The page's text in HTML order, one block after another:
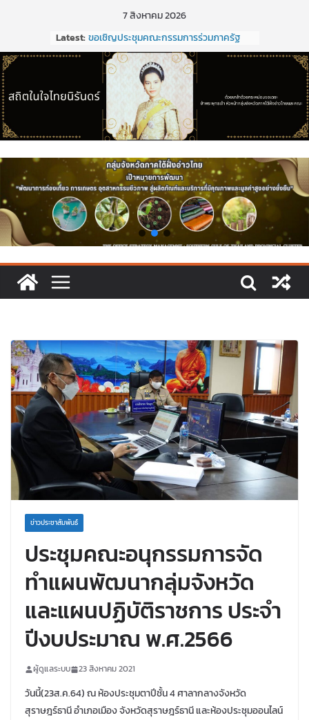
content
7 สิงหาคม 2026
Latest: ขอเชิญประชุมคณะกรรมการร่วมภาครัฐ
และเอกชนเพื่อแก้ไขปัญหาทางเศรษฐกิจ
(กรอ.) กลุ่มจังหวัดภาคใต้ฝั่งอ่าวไทย ครั้งที่
2/2569 ในวันที่ 20 มีนาคม 2569
การประชุมคณะกรรมการร่วมภาครัฐและ
เอกชนเพื่อแก้ไขปัญหาทางเศรษฐกิจ
(กรอ.) กลุ่มจังหวัดภาคใต้ฝั่งอ่าวไทย ครั้งที่
1/2569
เอกชนเพื่อแก้ไขปัญหาทางเศรษฐกิจ
(กรอ.) กลุ่มจังหวัดภาคใต้ฝั่งอ่าวไทย ครั้งที่
5/2568
การประชุมคณะอนุกรรมการเพื่อจัดทำแผน
พัฒนากลุ่มจังหวัด (พ.ศ. ๒๕๗๑ –
๒๕๒๕)และจัดทำแผนปฏิบัติราชการประจำ
ปีงบประมาณ พ.ศ. ๒๕๒๑ ของกลุ่มจังหวัด
ประชุมคณะกรรมการร่วมภาครัฐและเอกชน
เพื่อแก้ไขปัญหาทางเศรษฐกิจ (กรอ.) กลุ่ม
จังหวัดภาคใต้ฝั่งอ่าวไทย ครั้งที่ 2/2569
ข่าวประชาสัมพันธ์
ประชุมคณะอนุกรรมการจัด
ทำแผนพัฒนากลุ่มจังหวัด
และแผนปฏิบัติราชการ ประจำ
ปีงบประมาณ พ.ศ.2566
ผู้ดูแลระบบ 23 สิงหาคม 2021
วันนี้(23ส.ค.64) ณ ห้องประชุมตาปีชั้น 4 ศาลากลางจังหวัด
สุราษฎร์ธานี อำเภอเมือง จังหวัดสุราษฎร์ธานี และห้องประชุมออนไลน์